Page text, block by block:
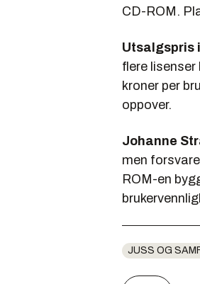
CD-ROM.
Utsalgspris
flere lisenser
kroner per
oppover.
Johanne
men
ROM-en
JUSS OG